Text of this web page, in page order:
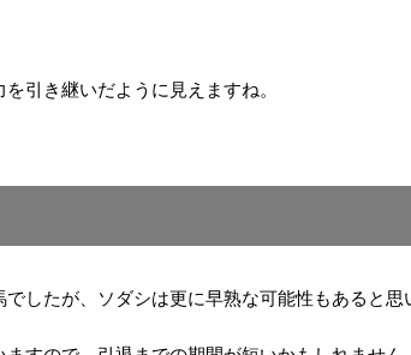
引き継いだように見えますね。
したが、ソダシは更に早熟な可能性もあると思